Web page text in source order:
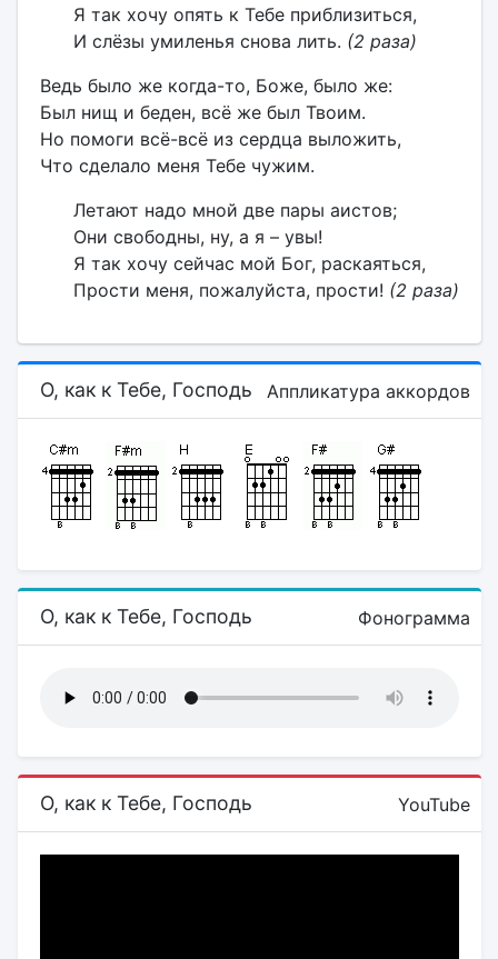
Я так хочу опять к Тебе приблизиться,
И слёзы умиленья снова лить. (2 раза)
Ведь было же когда-то, Боже, было же:
Был нищ и беден, всё же был Твоим.
Но помоги всё-всё из сердца выложить,
Что сделало меня Тебе чужим.
Летают надо мной две пары аистов;
Они свободны, ну, а я – увы!
Я так хочу сейчас мой Бог, раскаяться,
Прости меня, пожалуйста, прости! (2 раза)
О, как к Тебе, Господь Аппликатура аккордов
О, как к Тебе, Господь Фонограмма
О, как к Тебе, Господь YouTube